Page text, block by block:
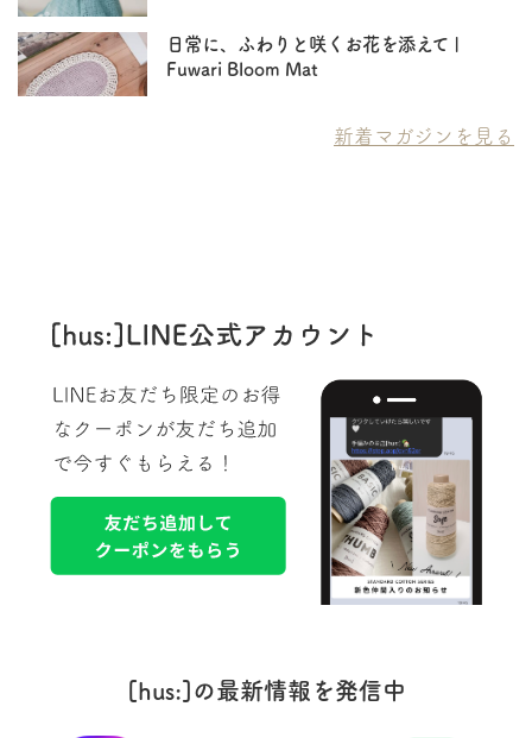
日常に、ふわりと咲くお花を添えて |
Fuwari Bloom Mat
新着マガジンを見る
[hus:]の最新情報を発信中